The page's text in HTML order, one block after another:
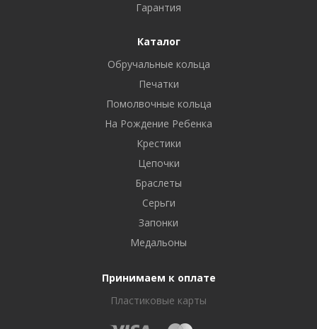
Гарантия
Каталог
Обручальные кольца
Печатки
Помолвочные кольца
На Рождение Ребенка
Крестики
Цепочки
Браслеты
Серьги
Запонки
Медальоны
Принимаем к оплате
Пластиковые карты